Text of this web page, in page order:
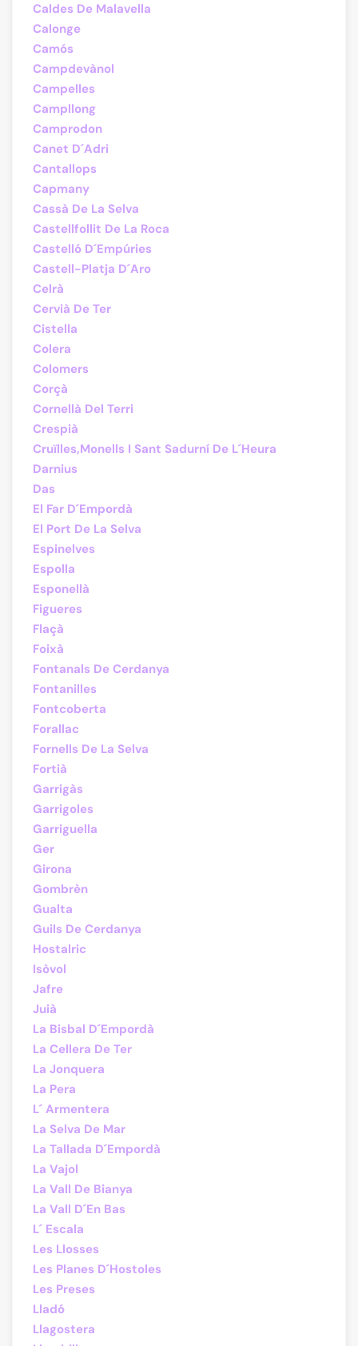
Caldes De Malavella
Calonge
Camós
Campdevànol
Campelles
Campllong
Camprodon
Canet D´Adri
Cantallops
Capmany
Cassà De La Selva
Castellfollit De La Roca
Castelló D´Empúries
Castell-Platja D´Aro
Celrà
Cervià De Ter
Cistella
Colera
Colomers
Corçà
Cornellà Del Terri
Crespià
Cruïlles,Monells I Sant Sadurní De L´Heura
Darnius
Das
El Far D´Empordà
El Port De La Selva
Espinelves
Espolla
Esponellà
Figueres
Flaçà
Foixà
Fontanals De Cerdanya
Fontanilles
Fontcoberta
Forallac
Fornells De La Selva
Fortià
Garrigàs
Garrigoles
Garriguella
Ger
Girona
Gombrèn
Gualta
Guils De Cerdanya
Hostalric
Isòvol
Jafre
Juià
La Bisbal D´Empordà
La Cellera De Ter
La Jonquera
La Pera
L´ Armentera
La Selva De Mar
La Tallada D´Empordà
La Vajol
La Vall De Bianya
La Vall D´En Bas
L´ Escala
Les Llosses
Les Planes D´Hostoles
Les Preses
Lladó
Llagostera